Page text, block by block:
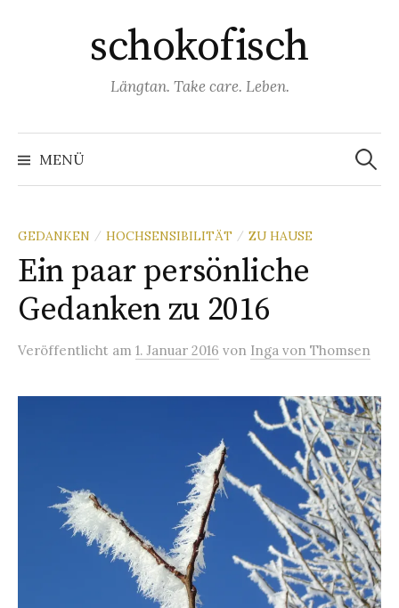
schokofisch
Längtan. Take care. Leben.
MENÜ
Suchen
nach:
GEDANKEN / HOCHSENSIBILITÄT / ZU HAUSE
Ein paar persönliche
Gedanken zu 2016
Veröffentlicht am 1. Januar 2016 von Inga von Thomsen